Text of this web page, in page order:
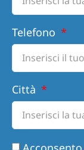
Telefono
Città